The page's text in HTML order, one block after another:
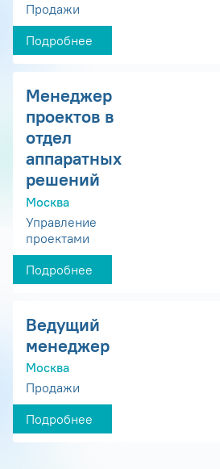
Продажи
Подробнее
Менеджер
проектов в
отдел
аппаратных
решений
Москва
Управление
проектами
Подробнее
Ведущий
менеджер
Москва
Продажи
Подробнее